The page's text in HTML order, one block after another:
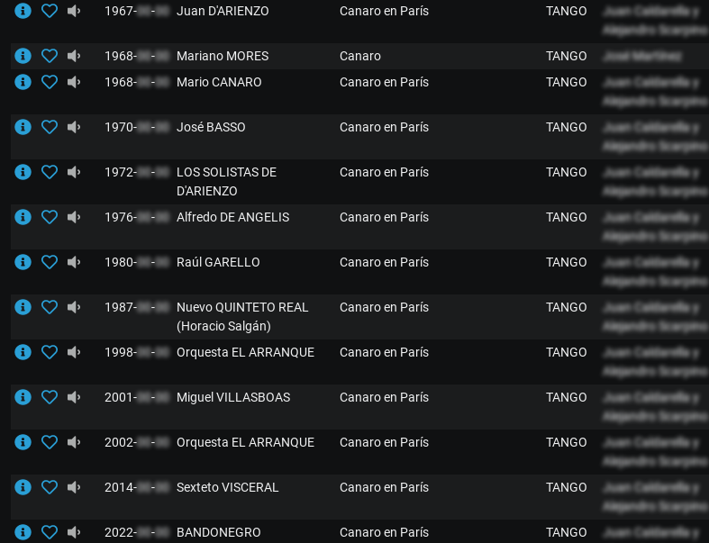
1967-00-00 Juan D'ARIENZO Canaro en París TANGO
Juan Caldarella y
Alejandro Scarpino
1968-00-00 Mariano MORES Canaro TANGO
José Martínez
1968-00-00 Mario CANARO Canaro en París TANGO
Juan Caldarella y
Alejandro Scarpino
1970-00-00 José BASSO Canaro en París TANGO
Juan Caldarella y
Alejandro Scarpino
1972-00-00
LOS SOLISTAS DE
D'ARIENZO
Canaro en París TANGO
Juan Caldarella y
Alejandro Scarpino
1976-00-00 Alfredo DE ANGELIS Canaro en París TANGO
Juan Caldarella y
Alejandro Scarpino
1980-00-00 Raúl GARELLO Canaro en París TANGO
Juan Caldarella y
Alejandro Scarpino
1987-00-00
Nuevo QUINTETO REAL
(Horacio Salgán)
Canaro en París TANGO
Juan Caldarella y
Alejandro Scarpino
1998-00-00 Orquesta EL ARRANQUE Canaro en París TANGO
Juan Caldarella y
Alejandro Scarpino
2001-00-00 Miguel VILLASBOAS Canaro en París TANGO
Juan Caldarella y
Alejandro Scarpino
2002-00-00 Orquesta EL ARRANQUE Canaro en París TANGO
Juan Caldarella y
Alejandro Scarpino
2014-00-00 Sexteto VISCERAL Canaro en París TANGO
Juan Caldarella y
Alejandro Scarpino
2022-00-00 BANDONEGRO Canaro en París TANGO
Juan Caldarella y